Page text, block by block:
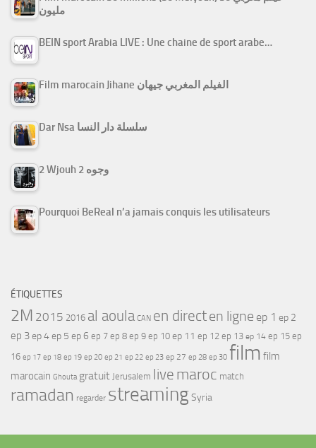
مليون
BEIN sport Arabia LIVE : Une chaine de sport arabe…
Film marocain Jihane الفيلم المغربي جيهان
Dar Nsa سلسلة دار النسا
2 Wjouh 2 وجوه
Pourquoi BeReal n’a jamais conquis les utilisateurs
ÉTIQUETTES
2M 2015 2016 al aoula CAN en directen ligne ep 1 ep 2
ep 3ep 4ep 5 ep 6 ep 7 ep 8 ep 9 ep 10 ep 11 ep 12 ep 13 ep 14 ep 15 ep
16 ep 17 ep 18 ep 19 ep 20 ep 21 ep 22 ep 23 ep 27 ep 28 ep 30 film film
marocain Ghouta gratuit Jerusalem live maroc match
ramadan regarder streamingSyria